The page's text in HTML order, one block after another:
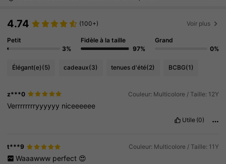
4.74 (100+) Voir plus
Petit
3%
Fidèle à la taille
97%
Grand
0%
Élégant(e)(5) cadeaux(3) tenues d'été(2) BCBG(1)
z***0 Couleur: Multicolore / Taille: 12Y
Verrrrrrrryyyyyy niceeeeee
Utile (0)
t***9 Couleur: Multicolore / Taille: 11Y
Waaawww perfect 😍